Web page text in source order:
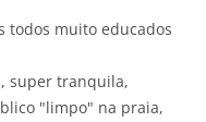
todos muito educados
super tranquila,
"limpo" na praia,